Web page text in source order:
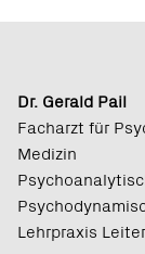
Dr. Gerald Pail
Facharzt für
Medizin
Lehrpraxis Leiter